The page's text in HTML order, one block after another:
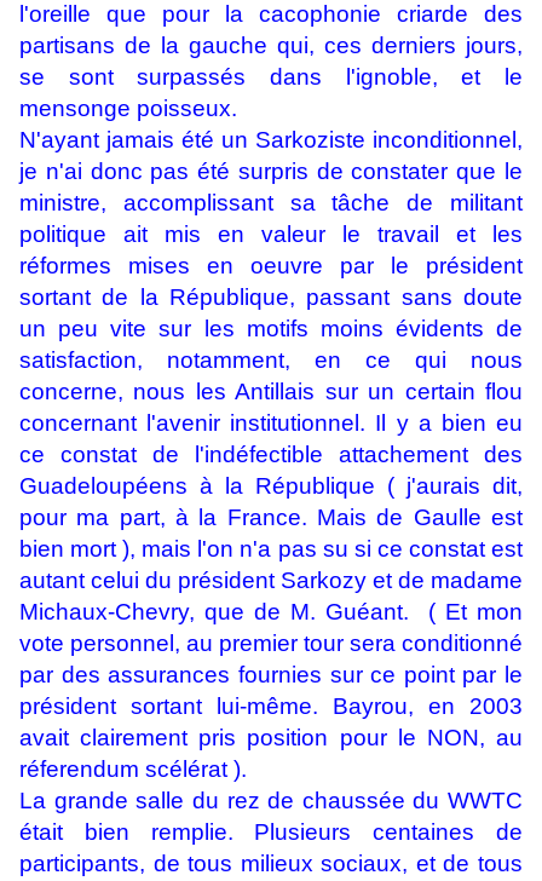
l'oreille que pour la cacophonie criarde des
partisans de la gauche qui, ces derniers jours,
se sont surpassés dans l'ignoble, et le
mensonge poisseux.
N'ayant jamais été un Sarkoziste inconditionnel,
je n'ai donc pas été surpris de constater que le
ministre, accomplissant sa tâche de militant
politique ait mis en valeur le travail et les
réformes mises en oeuvre par le président
sortant de la République, passant sans doute
un peu vite sur les motifs moins évidents de
satisfaction, notamment, en ce qui nous
concerne, nous les Antillais sur un certain flou
concernant l'avenir institutionnel. Il y a bien eu
ce constat de l'indéfectible attachement des
Guadeloupéens à la République ( j'aurais dit,
pour ma part, à la France. Mais de Gaulle est
bien mort ), mais l'on n'a pas su si ce constat est
autant celui du président Sarkozy et de madame
Michaux-Chevry, que de M. Guéant. ( Et mon
vote personnel, au premier tour sera conditionné
par des assurances fournies sur ce point par le
président sortant lui-même. Bayrou, en 2003
avait clairement pris position pour le NON, au
réferendum scélérat ).
La grande salle du rez de chaussée du WWTC
était bien remplie. Plusieurs centaines de
participants, de tous milieux sociaux, et de tous